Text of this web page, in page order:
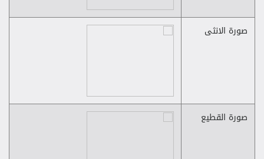
صورة الانثى
صورة القطيع